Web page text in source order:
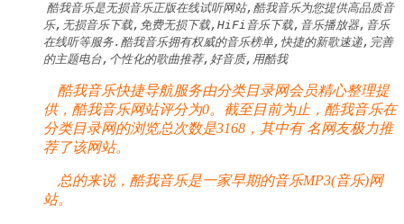
酷我音乐是无损音乐正版在线试听网站,酷我音乐为您提供高品质音
乐,无损音乐下载,免费无损下载,HiFi音乐下载,音乐播放器,音乐
在线听等服务.酷我音乐拥有权威的音乐榜单,快捷的新歌速递,完善
的主题电台,个性化的歌曲推荐,好音质,用酷我
酷我音乐快捷导航服务由分类目录网会员精心整理提
供，酷我音乐网站评分为0。截至目前为止，酷我音乐在
分类目录网的浏览总次数是3168，其中有名网友极力推
荐了该网站。
总的来说，酷我音乐是一家早期的音乐MP3(音乐)网
站。